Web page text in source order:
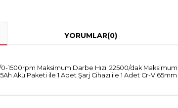
YORUMLAR(0)
1500rpm Maksimum Darbe Hızı: 22500/dak
Akü Paketi ile 1 Adet Şarj Cihazı ile 1 Adet Cr-V